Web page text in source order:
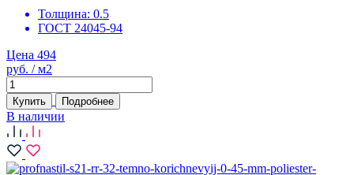
Толщина: 0.5
ГОСТ 24045-94
Цена 494
руб. / м2
Купить Подробнее
В наличии